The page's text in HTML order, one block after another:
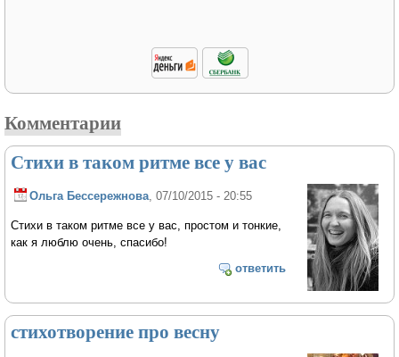
Комментарии
Стихи в таком ритме все у вас
Ольга Бессережнова, 07/10/2015 - 20:55
Стихи в таком ритме все у вас, простом и тонкие,
как я люблю очень, спасибо!
ответить
стихотворение про весну